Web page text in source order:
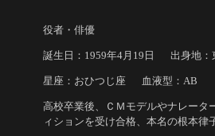
役者・俳優
誕生日：1959年4月19日 出身地：
星座：おひつじ座 血液型：AB
高校卒業後、ＣＭモデルやナレータ
ィションを受け合格、本名の根本律